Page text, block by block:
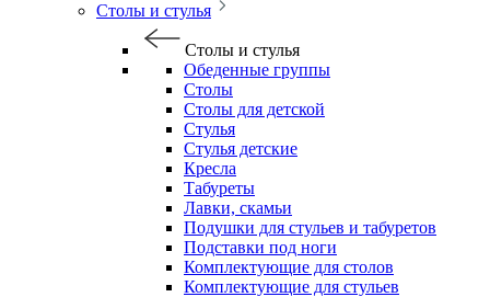
Столы и стулья
Столы и стулья
Обеденные группы
Столы
Столы для детской
Стулья
Стулья детские
Кресла
Табуреты
Лавки, скамьи
Подушки для стульев и табуретов
Подставки под ноги
Комплектующие для столов
Комплектующие для стульев